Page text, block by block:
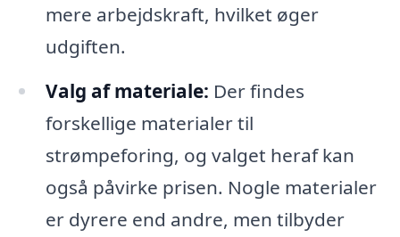
mere arbejdskraft, hvilket øger
udgiften.
Valg af materiale: Der findes
forskellige materialer til
strømpeforing, og valget heraf kan
også påvirke prisen. Nogle materialer
er dyrere end andre, men tilbyder